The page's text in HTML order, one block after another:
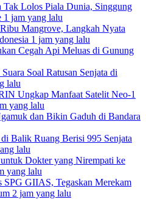
Tak Lolos Piala Dunia, Singgung
1 jam yang lalu
Mangrove, Langkah Nyata
1 jam yang lalu
Cegah Api Meluas di Gunung
Soal Ratusan Senjata di
lalu
Ungkap Manfaat Satelit Neo-1
yang lalu
dan Bikin Gaduh di Bandara
Balik Ruang Berisi 995 Senjata
lalu
Dokter yang Nirempati ke
yang lalu
SPG GIIAS, Tegaskan Merekam
2 jam yang lalu